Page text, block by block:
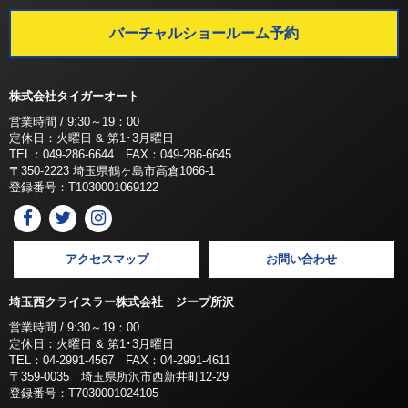
バーチャルショールーム予約
株式会社タイガーオート
営業時間 / 9:30～19：00
定休日：火曜日 & 第1･3月曜日
TEL：049-286-6644 FAX：049-286-6645
〒350-2223 埼玉県鶴ヶ島市高倉1066-1
登録番号：T1030001069122
アクセスマップ お問い合わせ
埼玉西クライスラー株式会社 ジープ所沢
営業時間 / 9:30～19：00
定休日：火曜日 & 第1･3月曜日
TEL：04-2991-4567 FAX：04-2991-4611
〒359-0035 埼玉県所沢市西新井町12-29
登録番号：T7030001024105